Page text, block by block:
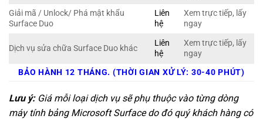
Giải mã / Unlock/ Phá mật khẩu
Surface Duo
Liên
hệ
Xem trực tiếp, lấy
ngay
Dịch vụ sửa chữa Surface Duo khác
Liên
hệ
Xem trực tiếp, lấy
ngay
BẢO HÀNH 12 THÁNG. (THỜI GIAN XỬ LÝ: 30-40 PHÚT)
Lưu ý:Giá mỗi loại dịch vụ sẽ phụ thuộc vào từng dòng
máy tính bảng Microsoft Surface do đó quý khách hàng có